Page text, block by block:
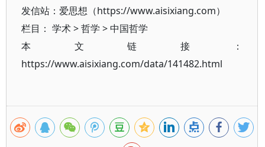
发信站：爱思想（https://www.aisixiang.com）
栏目： 学术>哲学 >中国哲学
本文链接：
https://www.aisixiang.com/data/141482.html